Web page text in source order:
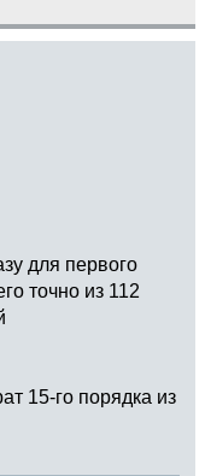
для первого
точно из 112
15-го порядка из